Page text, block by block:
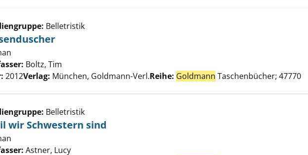
Details von Nasenduscher anzeigen
Belletristik
Boltz, Tim
2012Verlag: München, Goldmann-Verl.Reihe: Goldmann Taschenbücher; 47770
Details von Weil wir Schwestern sind anzeigen
Belletristik
wir Schwestern sind
Astner, Lucy